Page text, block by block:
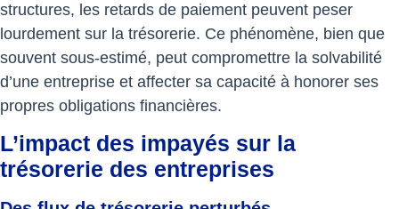
structures, les retards de paiement peuvent peser
lourdement sur la trésorerie. Ce phénomène, bien que
souvent sous-estimé, peut compromettre la solvabilité
d’une entreprise et affecter sa capacité à honorer ses
propres obligations financières.
L’impact des impayés sur la
trésorerie des entreprises